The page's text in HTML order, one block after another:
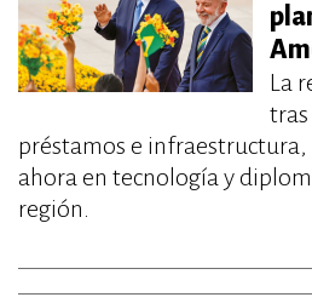
La
préstamos e infraestructura,
ahora en tecnología y
región.